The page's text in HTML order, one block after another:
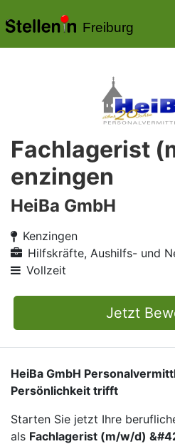
Freiburg
Fachlagerist
enzingen
HeiBa GmbH
Kenzingen
Hilfskräfte, Aushilfs- und
Vollzeit
Jetzt
HeiBa GmbH
Persönlichkeit trifft
Starten Sie jetzt Ihre
als Fachlagerist (m/w/d)